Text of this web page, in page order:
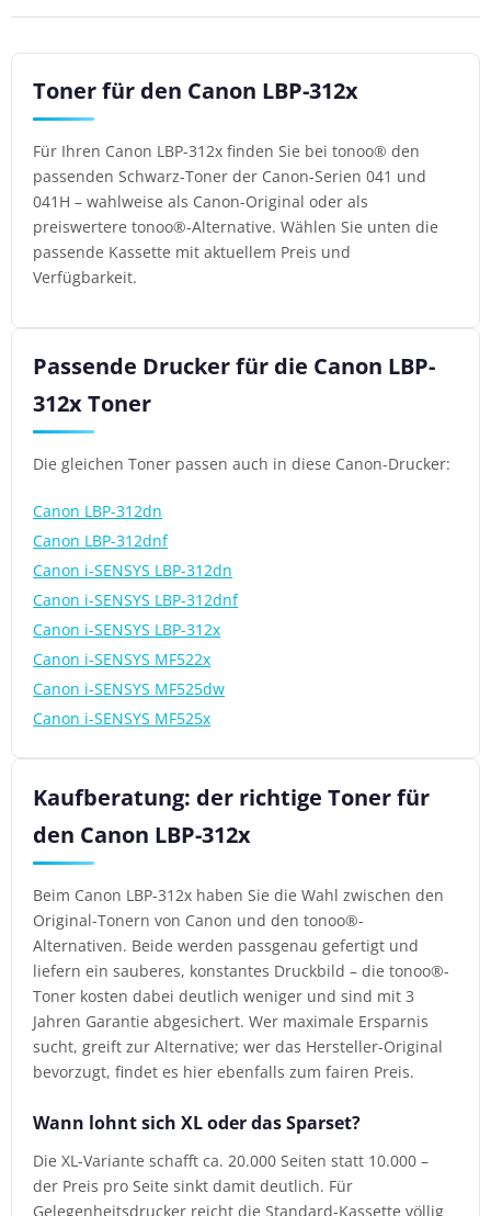
Toner für den Canon LBP-312x
Für Ihren Canon LBP-312x finden Sie bei tonoo® den
passenden Schwarz-Toner der Canon-Serien 041 und
041H – wahlweise als Canon-Original oder als
preiswertere tonoo®-Alternative. Wählen Sie unten die
passende Kassette mit aktuellem Preis und
Verfügbarkeit.
Passende Drucker für die Canon LBP-
312x Toner
Die gleichen Toner passen auch in diese Canon-Drucker:
Canon LBP-312dn
Canon LBP-312dnf
Canon i-SENSYS LBP-312dn
Canon i-SENSYS LBP-312dnf
Canon i-SENSYS LBP-312x
Canon i-SENSYS MF522x
Canon i-SENSYS MF525dw
Canon i-SENSYS MF525x
Kaufberatung: der richtige Toner für
den Canon LBP-312x
Beim Canon LBP-312x haben Sie die Wahl zwischen den
Original-Tonern von Canon und den tonoo®-
Alternativen. Beide werden passgenau gefertigt und
liefern ein sauberes, konstantes Druckbild – die tonoo®-
Toner kosten dabei deutlich weniger und sind mit 3
Jahren Garantie abgesichert. Wer maximale Ersparnis
sucht, greift zur Alternative; wer das Hersteller-Original
bevorzugt, findet es hier ebenfalls zum fairen Preis.
Wann lohnt sich XL oder das Sparset?
Die XL-Variante schafft ca. 20.000 Seiten statt 10.000 –
der Preis pro Seite sinkt damit deutlich. Für
Gelegenheitsdrucker reicht die Standard-Kassette völlig